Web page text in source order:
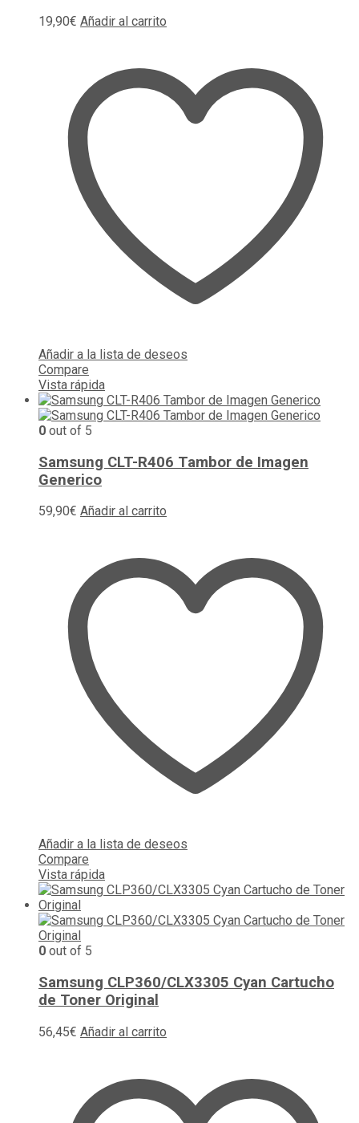
19,90€ Añadir al carrito
Añadir a la lista de deseos
Compare
Vista rápida
0 out of 5
Samsung CLT-R406 Tambor de Imagen
Generico
59,90€ Añadir al carrito
Añadir a la lista de deseos
Compare
Vista rápida
0 out of 5
Samsung CLP360/CLX3305 Cyan Cartucho
de Toner Original
56,45€ Añadir al carrito